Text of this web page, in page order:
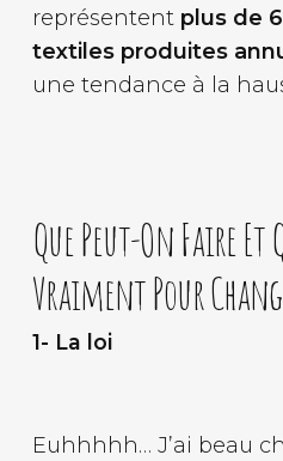
représentent plus de
textiles produites
une tendance à la
Que Peut-On Faire Et
Vraiment Pour
1- La loi
Euhhhhh… J’ai beau